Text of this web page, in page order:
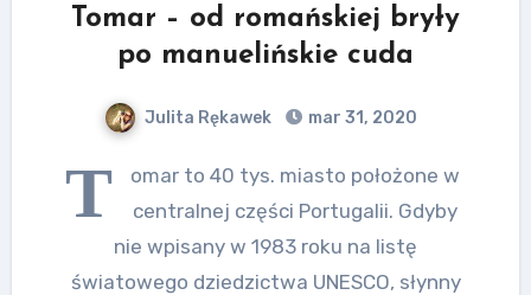
Tomar – od romańskiej bryły
po manuelińskie cuda
Julita Rękawek mar 31, 2020
T
omar to 40 tys. miasto położone w
centralnej części Portugalii. Gdyby
nie wpisany w 1983 roku na listę
światowego dziedzictwa UNESCO, słynny